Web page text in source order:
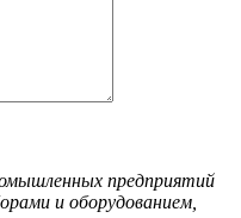
предприятий
и оборудованием,